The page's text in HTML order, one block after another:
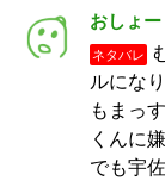
おしょー
ネタバレ
ルにな
もまっ
くんに
でも宇